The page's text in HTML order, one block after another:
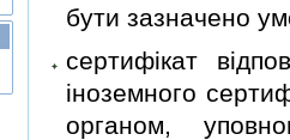
бути зазначено
сертифiкат
iноземного
органом,